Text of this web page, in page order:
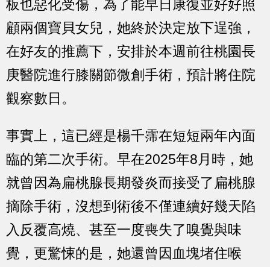
板也惡化受傷，為了能早日康復並好好照
顧兩個寶貝女兒，她終於決定放下逞強，
在好友的推薦下，安排於本週前往桃園長
庚醫院進行膝關節微創手術，預計將住院
觀察數日。
事實上，這已經是楊千霈在短短兩年內面
臨的第二次手術。早在2025年8月時，她
就曾因為扁桃腺長期發炎而接受了扁桃腺
摘除手術，沒想到術後不僅連續好幾天陷
入反覆高燒、甚至一度喪失了嗅覺與味
覺，更驚悚的是，她還曾因血塊堵住喉